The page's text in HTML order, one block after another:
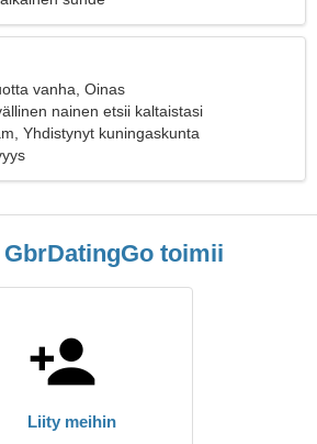
vanha, Oinas
nainen etsii kaltaistasi
Yhdistynyt kuningaskunta
toimii
Liity meihin